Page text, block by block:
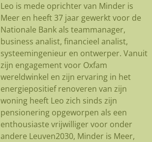
Leo is mede oprichter van Minder is
Meer en heeft 37 jaar gewerkt voor de
Nationale Bank als teammanager,
business analist, financieel analist,
systeemingenieur en ontwerper. Vanuit
zijn engagement voor Oxfam
wereldwinkel en zijn ervaring in het
energiepositief renoveren van zijn
woning heeft Leo zich sinds zijn
pensionering opgeworpen als een
enthousiaste vrijwilliger voor onder
andere Leuven2030, Minder is Meer,